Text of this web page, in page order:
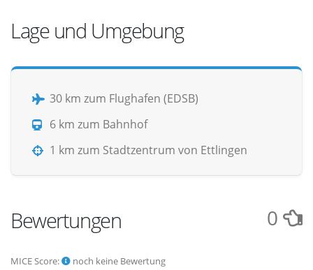
Lage und Umgebung
30 km zum Flughafen (EDSB)
6 km zum Bahnhof
1 km zum Stadtzentrum von Ettlingen
Bewertungen 0
MICE Score: noch keine Bewertung